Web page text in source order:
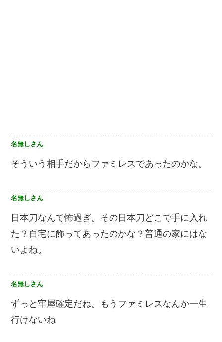
名無しさん
そういう相手だからファミレスであったのかな。
名無しさん
日本刀なんて怖過ぎ。その日本刀どこで手に入れ
た？自宅に飾ってあったのかな？普通の家にはな
いよね。
名無しさん
ずっと牢屋確定だね。もうファミレスなんか一生
行けないね